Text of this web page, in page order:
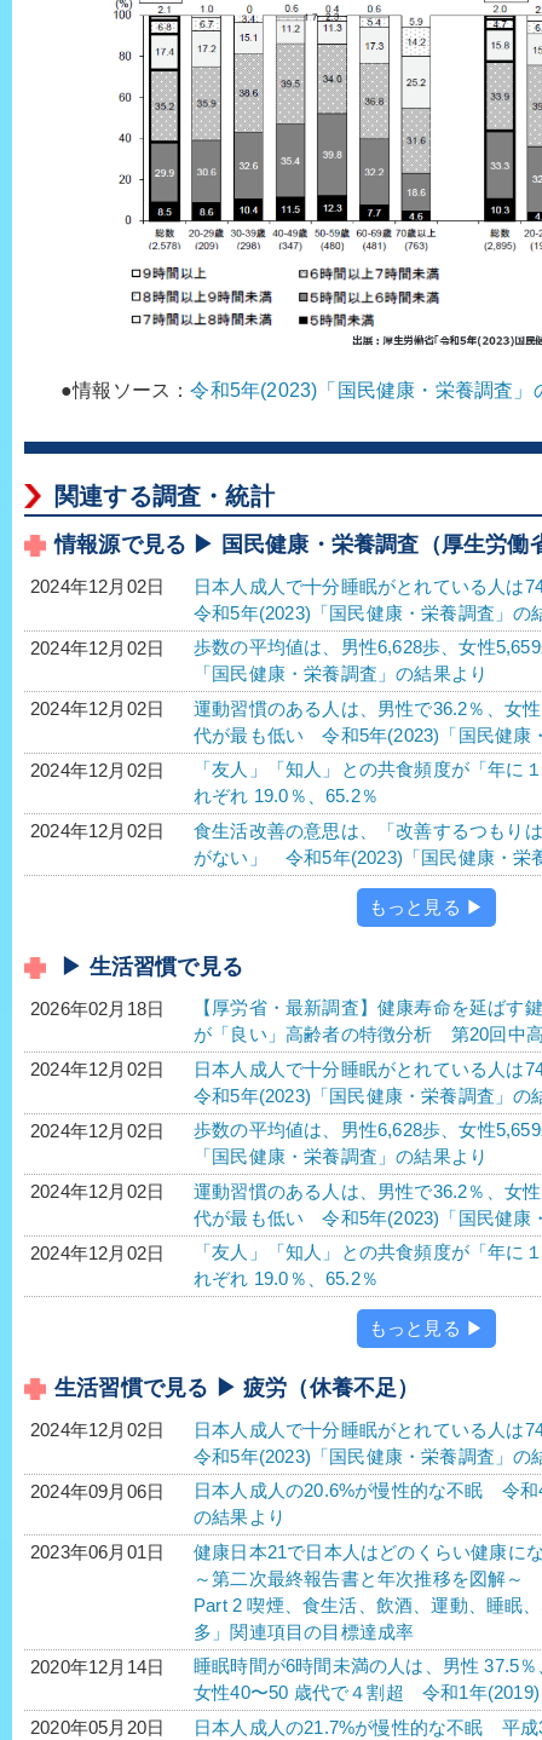
●情報ソース：令和5年(2023)「国民健康・栄養調査」
関連する調査・統計
情報源で見る ▶ 国民健康・栄養調査（厚生労働
2024年12月02日
日本人成人で十分睡眠がとれている人
令和5年(2023)「国民健康・栄養調査」の
2024年12月02日
歩数の平均値は、男性6,628歩、女性
「国民健康・栄養調査」の結果より
2024年12月02日
運動習慣のある人は、男性で36.2％、女
代が最も低い 令和5年(2023)「国民健康
2024年12月02日
「友人」「知人」との共食頻度が「年に
れぞれ 19.0％、65.2％
2024年12月02日
食生活改善の意思は、「改善するつもり
がない」 令和5年(2023)「国民健康・栄
もっと見る ▶
▶ 生活習慣で見る
2026年02月18日
【厚労省・最新調査】健康寿命を延ば
が「良い」高齢者の特徴分析 第20回中
2024年12月02日
日本人成人で十分睡眠がとれている人
令和5年(2023)「国民健康・栄養調査」の
2024年12月02日
歩数の平均値は、男性6,628歩、女性
「国民健康・栄養調査」の結果より
2024年12月02日
運動習慣のある人は、男性で36.2％、女
代が最も低い 令和5年(2023)「国民健康
2024年12月02日
「友人」「知人」との共食頻度が「年に
れぞれ 19.0％、65.2％
もっと見る ▶
生活習慣で見る ▶ 疲労（休養不足）
2024年12月02日
日本人成人で十分睡眠がとれている人
令和5年(2023)「国民健康・栄養調査」の
2024年09月06日
日本人成人の20.6%が慢性的な不眠 令
の結果より
2023年06月01日
健康日本21で日本人はどのくらい健康に
～第二次最終報告書と年次推移を図解～
Part 2 喫煙、食生活、飲酒、運動、睡眠
多」関連項目の目標達成率
2020年12月14日
睡眠時間が6時間未満の人は、男性 37.5
女性40〜50 歳代で４割超 令和1年
2020年05月20日
日本人成人の21.7%が慢性的な不眠 平